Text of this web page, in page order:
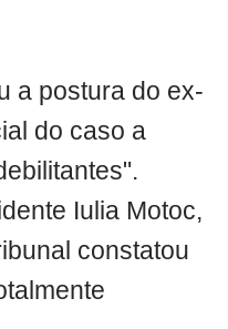
a postura do ex-
do caso a
Iulia Motoc,
constatou